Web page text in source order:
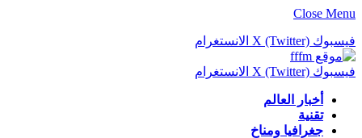
Close Menu
فيسبوك X (Twitter) الانستغرام
فيسبوك X (Twitter) الانستغرام
أخبار العالم
تقنية
جغرافيا ومناخ